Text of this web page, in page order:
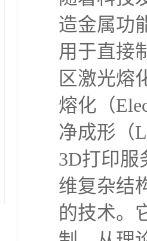
造金属功
用于直接
区激光熔
熔化（
净成形（
3D打印服
维复杂结
的技术。